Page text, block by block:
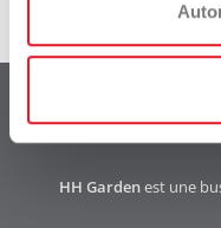
HH Gardenest une